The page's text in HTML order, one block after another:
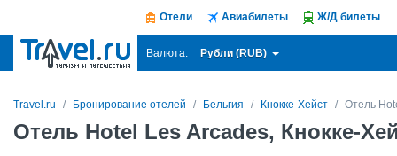
Отели Авиабилеты Ж/Д билеты
Валюта: Рубли (RUB)
Travel.ru Бронирование отелей Бельгия Кнокке-Хейст Отель
Отель Hotel Les Arcades, Кнокке-